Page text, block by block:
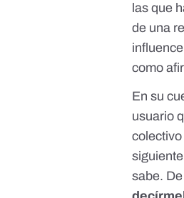
las que
de una
como
En su
usuario
sabe.